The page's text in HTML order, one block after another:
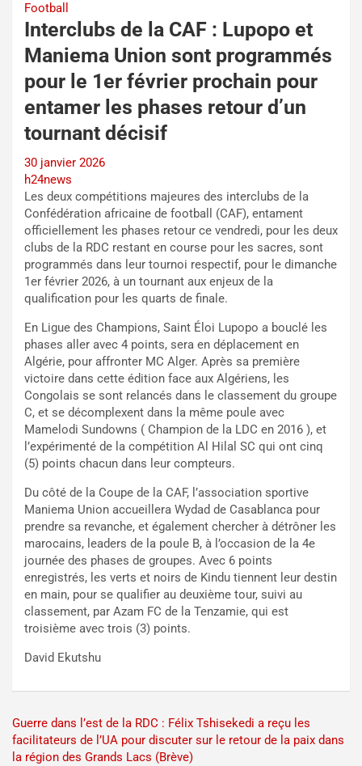
Football
Interclubs de la CAF : Lupopo et
Maniema Union sont programmés
pour le 1er février prochain pour
entamer les phases retour d’un
tournant décisif
30 janvier 2026
h24news
Les deux compétitions majeures des interclubs de la
Confédération africaine de football (CAF), entament
officiellement les phases retour ce vendredi, pour les deux
clubs de la RDC restant en course pour les sacres, sont
programmés dans leur tournoi respectif, pour le dimanche
1er février 2026, à un tournant aux enjeux de la
qualification pour les quarts de finale.
En Ligue des Champions, Saint Éloi Lupopo a bouclé les
phases aller avec 4 points, sera en déplacement en
Algérie, pour affronter MC Alger. Après sa première
victoire dans cette édition face aux Algériens, les
Congolais se sont relancés dans le classement du groupe
C, et se décomplexent dans la même poule avec
Mamelodi Sundowns ( Champion de la LDC en 2016 ), et
l’expérimenté de la compétition Al Hilal SC qui ont cinq
(5) points chacun dans leur compteurs.
Du côté de la Coupe de la CAF, l’association sportive
Maniema Union accueillera Wydad de Casablanca pour
prendre sa revanche, et également chercher à détrôner les
marocains, leaders de la poule B, à l’occasion de la 4e
journée des phases de groupes. Avec 6 points
enregistrés, les verts et noirs de Kindu tiennent leur destin
en main, pour se qualifier au deuxième tour, suivi au
classement, par Azam FC de la Tenzamie, qui est
troisième avec trois (3) points.
David Ekutshu
Navigation
de
Guerre dans l’est de la RDC : Félix Tshisekedi a reçu les
facilitateurs de l’UA pour discuter sur le retour de la paix dans
la région des Grands Lacs (Brève)